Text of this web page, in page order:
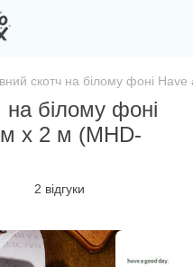
скотч на білому фоні
на білому фоні
х 2 м (MHD-
2 відгуки